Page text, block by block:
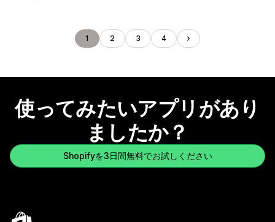
1 2 3 4
使ってみたいアプリがあり
ましたか？
Shopifyを3日間無料でお試しください